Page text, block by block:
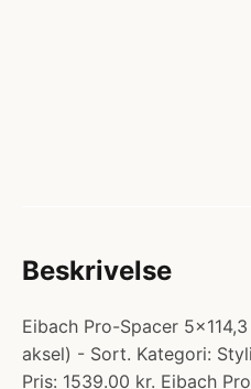
Beskrivelse
Eibach Pro-Spacer
aksel) - Sort. Kategori:
Pris: 1539.00 kr. Eibach